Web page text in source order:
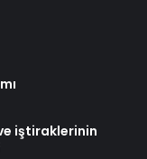
iştiraklerinin